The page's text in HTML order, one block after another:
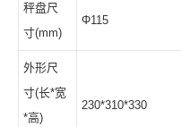
秤盘尺
寸(mm)
Φ115
外形尺
寸(长*宽
*高)
230*310*330